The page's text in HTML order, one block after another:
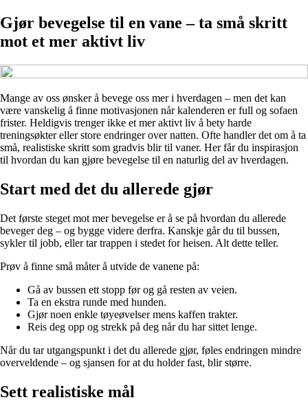
Gjør bevegelse til en vane – ta små skritt
mot et mer aktivt liv
Mange av oss ønsker å bevege oss mer i hverdagen – men det kan
være vanskelig å finne motivasjonen når kalenderen er full og sofaen
frister. Heldigvis trenger ikke et mer aktivt liv å bety harde
treningsøkter eller store endringer over natten. Ofte handler det om å ta
små, realistiske skritt som gradvis blir til vaner. Her får du inspirasjon
til hvordan du kan gjøre bevegelse til en naturlig del av hverdagen.
Start med det du allerede gjør
Det første steget mot mer bevegelse er å se på hvordan du allerede
beveger deg – og bygge videre derfra. Kanskje går du til bussen,
sykler til jobb, eller tar trappen i stedet for heisen. Alt dette teller.
Prøv å finne små måter å utvide de vanene på:
Gå av bussen ett stopp før og gå resten av veien.
Ta en ekstra runde med hunden.
Gjør noen enkle tøyeøvelser mens kaffen trakter.
Reis deg opp og strekk på deg når du har sittet lenge.
Når du tar utgangspunkt i det du allerede gjør, føles endringen mindre
overveldende – og sjansen for at du holder fast, blir større.
Sett realistiske mål